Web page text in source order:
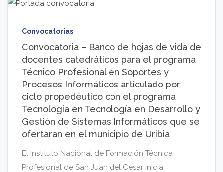
Convocatorias
Convocatoria – Banco de hojas de vida de
docentes catedráticos para el programa
Técnico Profesional en Soportes y
Procesos Informáticos articulado por
ciclo propedéutico con el programa
Tecnología en Tecnología en Desarrollo y
Gestión de Sistemas Informáticos que se
ofertaran en el municipio de Uribia
El Instituto Nacional de Formación Técnica
Profesional de San Juan del Cesar inicia